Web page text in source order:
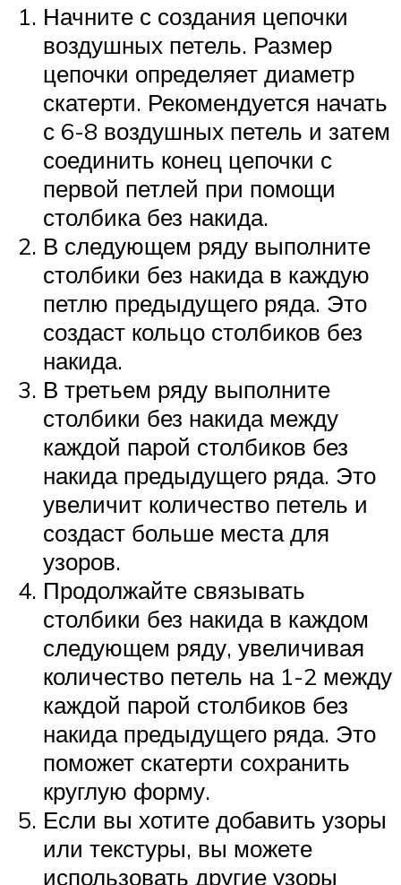
Начните с создания цепочки
воздушных петель. Размер
цепочки определяет диаметр
скатерти. Рекомендуется начать
с 6-8 воздушных петель и затем
соединить конец цепочки с
первой петлей при помощи
столбика без накида.
В следующем ряду выполните
столбики без накида в каждую
петлю предыдущего ряда. Это
создаст кольцо столбиков без
накида.
В третьем ряду выполните
столбики без накида между
каждой парой столбиков без
накида предыдущего ряда. Это
увеличит количество петель и
создаст больше места для
узоров.
Продолжайте связывать
столбики без накида в каждом
следующем ряду, увеличивая
количество петель на 1-2 между
каждой парой столбиков без
накида предыдущего ряда. Это
поможет скатерти сохранить
круглую форму.
Если вы хотите добавить узоры
или текстуры, вы можете
использовать другие узоры